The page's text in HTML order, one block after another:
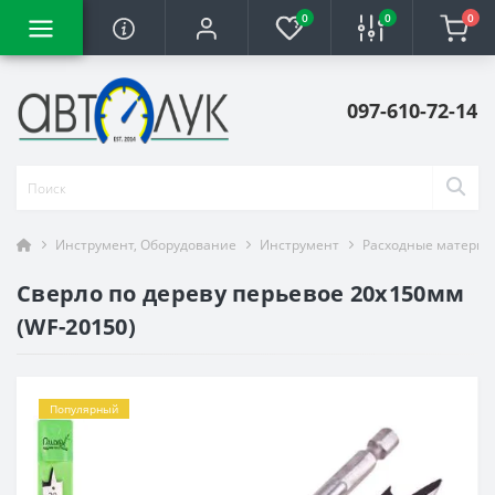
0 0 0
097-610-72-14
Инструмент, Оборудование Инструмент Расходные
Сверло по дереву перьевое 20x150мм
(WF-20150)
Популярный